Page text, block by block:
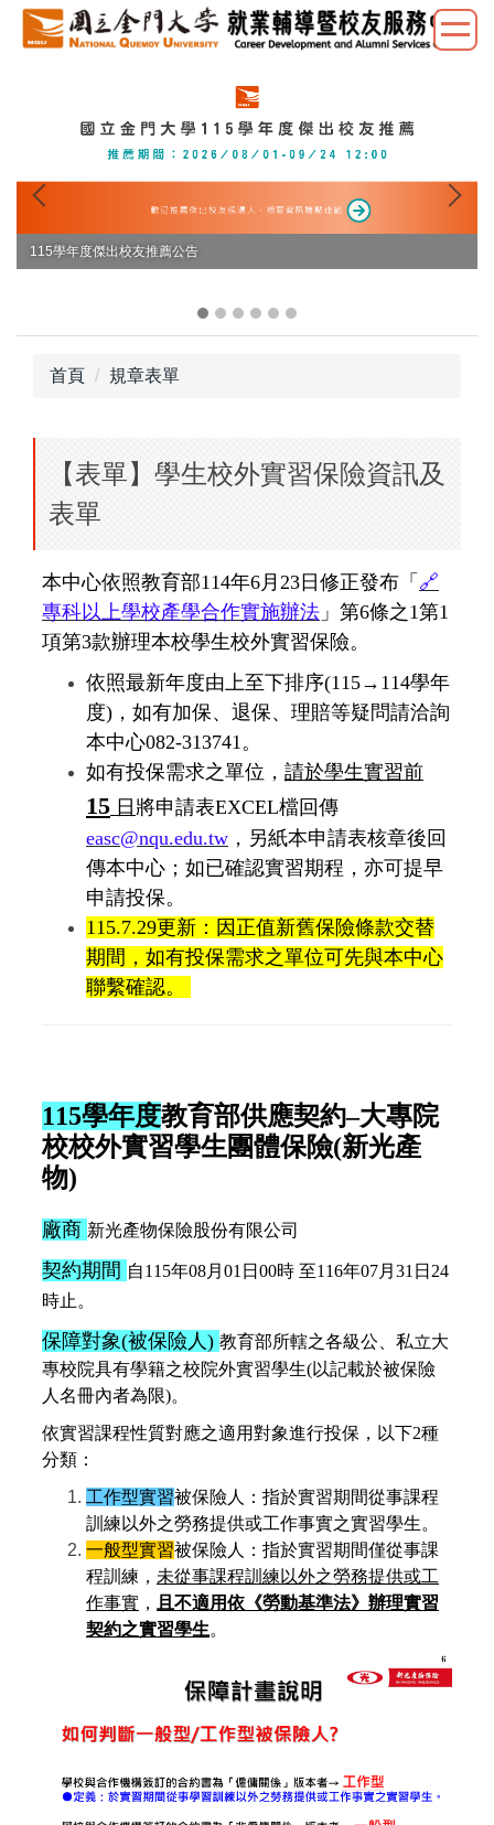
跳
到
115學年度傑出校友推薦公告
🚀 2026職涯 × 就輔系列活動 "職涯諮詢、履歷健檢、共融職場分享一次掌
握✨ 全程免費，歡迎同學一起提前接軌未來！"
首頁 規章表單
【表單】學生校外實習保險資訊及
表單
本中心依照教育部114年6月23日修正發布「 🔗
專科以上學校產學合作實施辦法 」第6條之1第1
項第3款辦理本校學生校外實習保險。
依照最新年度由上至下排序(115→114學年
度)，如有加保、退保、理賠等疑問請洽詢
本中心082-313741。
如有投保需求之單位， 請於學生實習前
15 日 將申請表EXCEL檔回傳
easc@nqu.edu.tw ，另紙本申請表核章後回
傳本中心；如已確認實習期程，亦可提早
申請投保。
115.7.29更新：因正值新舊保險條款交替
期間，如有投保需求之單位可先與本中心
聯繫確認。
115學年度教育部供應契約–大專院
校校外實習學生團體保險(新光產
物)
廠商 新光產物保險股份有限公司
契約期間 自115年08月01日00時 至116年07月31日24
時止。
保障對象(被保險人) 教育部所轄之各級公、私立大
專校院具有學籍之校院外實習學生(以記載於被保險
人名冊內者為限)。
依實習課程性質對應之適用對象進行投保，以下2種
分類：
工作型實習被保險人：指於實習期間從事課程
訓練以外之勞務提供或工作事實之實習學生。
一般型實習被保險人：指於實習期間僅從事課
程訓練， 未從事課程訓練以外之勞務提供或工
作事實 ， 且不適用依《勞動基準法》 辦理實習
契約之實習學生。